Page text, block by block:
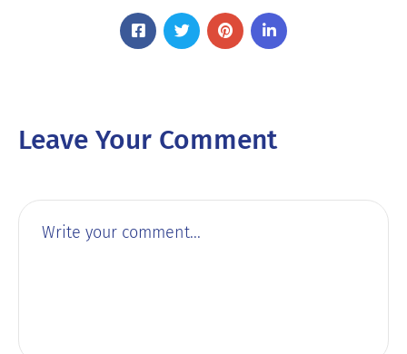
Leave Your Comment